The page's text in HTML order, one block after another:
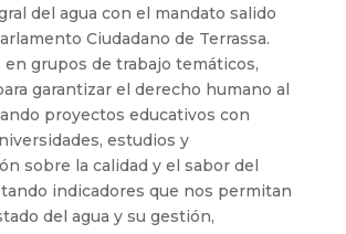
del agua con el mandato salido
Ciudadano de Terrassa.
en grupos de trabajo temáticos,
garantizar el derecho humano al
proyectos educativos con
estudios y
sobre la calidad y el sabor del
indicadores que nos permitan
del agua y su gestión,